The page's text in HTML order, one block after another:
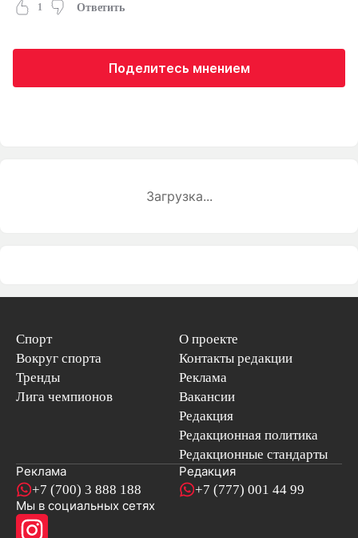
1 Ответить
Поделитесь мнением
Загрузка...
Спорт
Вокруг спорта
Тренды
Лига чемпионов
О проекте
Контакты редакции
Реклама
Вакансии
Редакция
Редакционная политика
Редакционные стандарты
Реклама
+7 (700) 3 888 188
Редакция
+7 (777) 001 44 99
Мы в социальных сетях